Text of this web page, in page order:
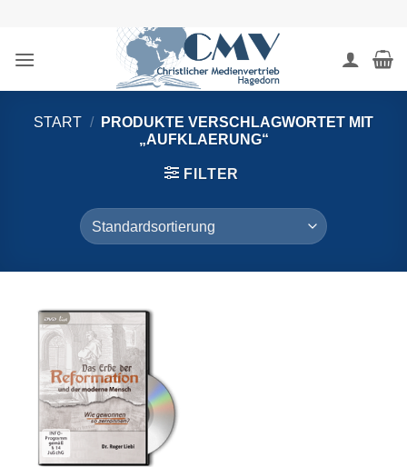
springen
START /
PRODUKTE VERSCHLAGWORTET MIT
„AUFKLAERUNG“
FILTER